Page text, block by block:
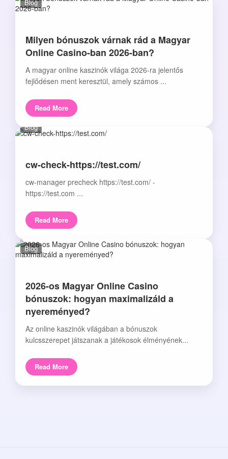
Blog
Milyen bónuszok várnak rád a Magyar
Online Casino-ban 2026-ban?
A magyar online kaszinók világa 2026-ra jelentős
fejlődésen ment keresztül, amely számos ...
Read More
Blog
cw-check-https://test.com/
cw-manager precheck https://test.com/ -
https://test.com ...
Read More
Blog
2026-os Magyar Online Casino
bónuszok: hogyan maximalizáld a
nyereményed?
Az online kaszinók világában a bónuszok
kulcsszerepet játszanak a játékosok élményének...
Read More